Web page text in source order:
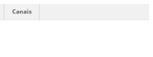
Canais